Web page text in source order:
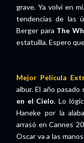
grave. Ya volví en
tendencias de las
Berger para The
estatuilla. Espero
Mejor Película
albur. El año pasado
en el Cielo. Lo
Haneke por la
arrasó en Cannes
Oscar va a las